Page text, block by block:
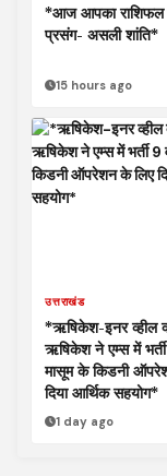
*आज आपका राशिफल
प्रसंग- असली शांति*
15 hours ago
उत्तराखंड
*ऋषिकेश-इनर व्हील
ऋषिकेश ने एम्स में भर्ती
मासूम के किडनी
दिया आर्थिक सहयोग*
1 day ago